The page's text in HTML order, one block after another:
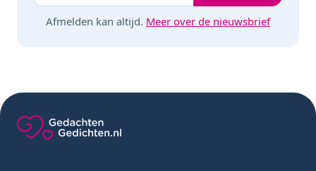
Afmelden kan altijd. Meer over de nieuwsbrief